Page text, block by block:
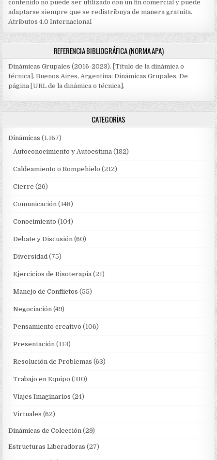
contenido no puede ser utilizado con un fin comercial y puede
adaptarse siempre que se redistribuya de manera gratuita.
Atributos 4.0 Internacional
REFERENCIA BIBLIOGRÁFICA (NORMA APA)
Dinámicas Grupales (2016-2023). [Título de la dinámica o
técnica]. Buenos Aires, Argentina: Dinámicas Grupales. De
página [URL de la dinámica o técnica].
CATEGORÍAS
Dinámicas (1.167)
Autoconocimiento y Autoestima (182)
Caldeamiento o Rompehielo (212)
Cierre (26)
Comunicación (148)
Conocimiento (104)
Debate y Discusión (60)
Diversidad (75)
Ejercicios de Risoterapia (21)
Manejo de Conflictos (55)
Negociación (49)
Pensamiento creativo (106)
Presentación (113)
Resolución de Problemas (63)
Trabajo en Equipo (310)
Viajes Imaginarios (24)
Virtuales (62)
Dinámicas de Colección (29)
Estructuras Liberadoras (27)